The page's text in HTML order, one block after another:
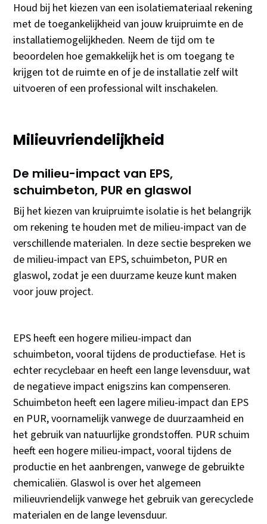
Houd bij het kiezen van een isolatiemateriaal rekening
met de toegankelijkheid van jouw kruipruimte en de
installatiemogelijkheden. Neem de tijd om te
beoordelen hoe gemakkelijk het is om toegang te
krijgen tot de ruimte en of je de installatie zelf wilt
uitvoeren of een professional wilt inschakelen.
Milieuvriendelijkheid
De milieu-impact van EPS,
schuimbeton, PUR en glaswol
Bij het kiezen van kruipruimte isolatie is het belangrijk
om rekening te houden met de milieu-impact van de
verschillende materialen. In deze sectie bespreken we
de milieu-impact van EPS, schuimbeton, PUR en
glaswol, zodat je een duurzame keuze kunt maken
voor jouw project.
EPS heeft een hogere milieu-impact dan
schuimbeton, vooral tijdens de productiefase. Het is
echter recyclebaar en heeft een lange levensduur, wat
de negatieve impact enigszins kan compenseren.
Schuimbeton heeft een lagere milieu-impact dan EPS
en PUR, voornamelijk vanwege de duurzaamheid en
het gebruik van natuurlijke grondstoffen. PUR schuim
heeft een hogere milieu-impact, vooral tijdens de
productie en het aanbrengen, vanwege de gebruikte
chemicaliën. Glaswol is over het algemeen
milieuvriendelijk vanwege het gebruik van gerecyclede
materialen en de lange levensduur.